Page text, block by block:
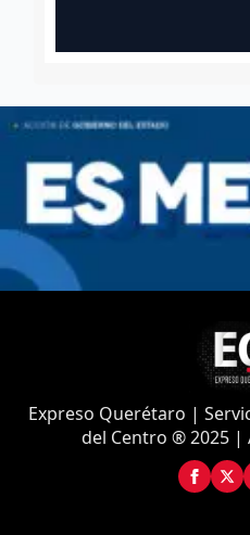
Expreso Querétaro |
del Centro ® 2025 |